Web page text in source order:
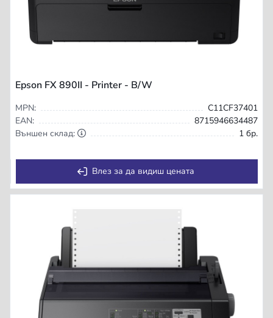
Epson FX 890II - Printer - B/W
MPN:
C11CF37401
EAN:
8715946634487
Външен склад:
1 бр.
Влез за да видиш цената